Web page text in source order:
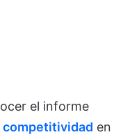
el informe
competitividad en